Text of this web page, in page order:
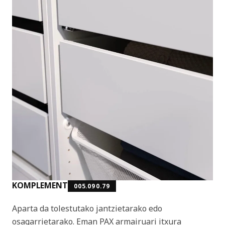
KOMPLEMENT 005.090.79
Aparta da tolestutako jantzietarako edo
osagarrietarako. Eman PAX armairuari itxura